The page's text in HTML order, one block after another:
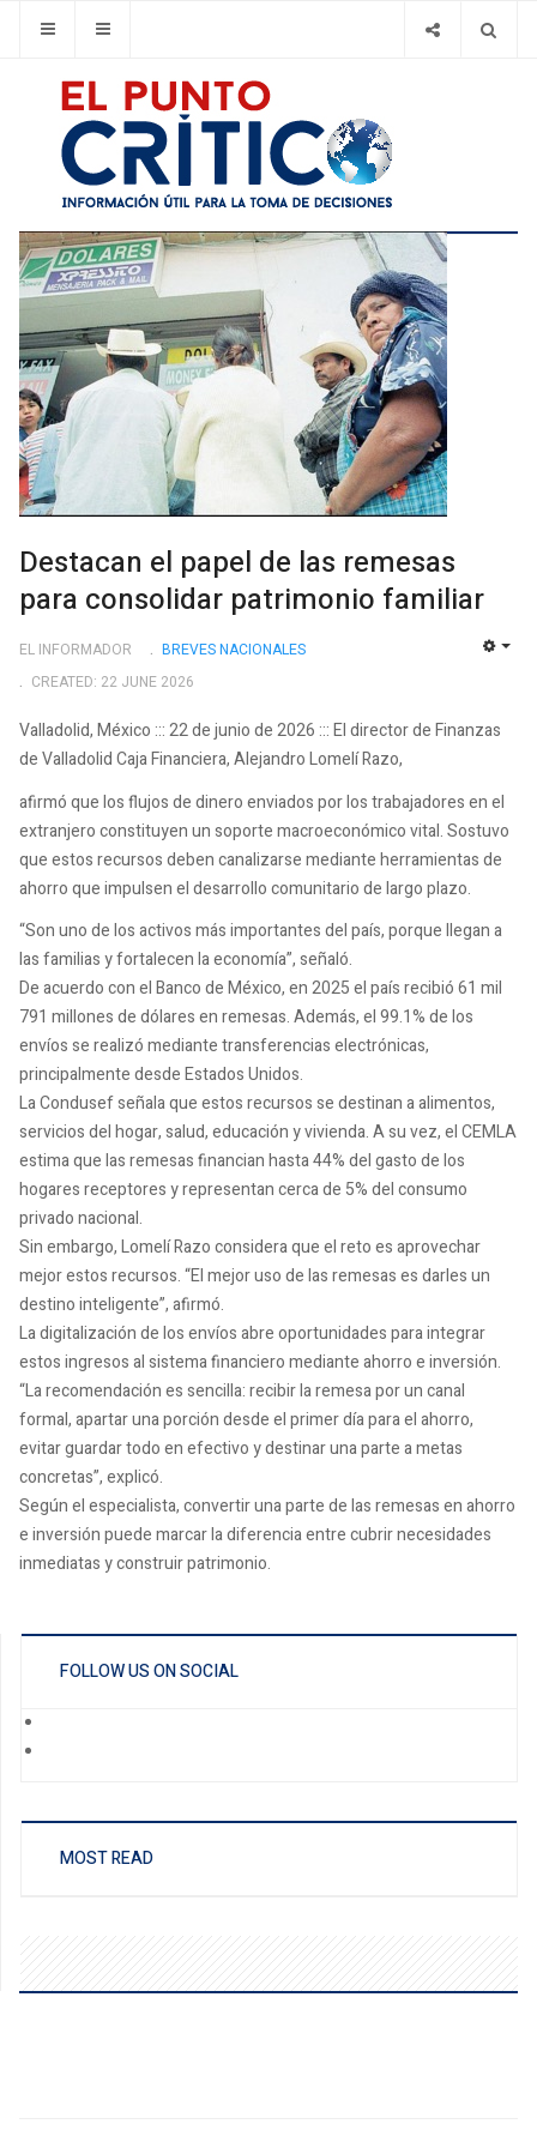
Destacan el papel de las remesas
para consolidar patrimonio familiar
EL INFORMADOR
BREVES NACIONALES
CREATED: 22 JUNE 2026
Valladolid, México ::: 22 de junio de 2026 ::: El director de Finanzas
de Valladolid Caja Financiera, Alejandro Lomelí Razo,
afirmó que los flujos de dinero enviados por los trabajadores en el
extranjero constituyen un soporte macroeconómico vital. Sostuvo
que estos recursos deben canalizarse mediante herramientas de
ahorro que impulsen el desarrollo comunitario de largo plazo.
“Son uno de los activos más importantes del país, porque llegan a
las familias y fortalecen la economía”, señaló.
De acuerdo con el Banco de México, en 2025 el país recibió 61 mil
791 millones de dólares en remesas. Además, el 99.1% de los
envíos se realizó mediante transferencias electrónicas,
principalmente desde Estados Unidos.
La Condusef señala que estos recursos se destinan a alimentos,
servicios del hogar, salud, educación y vivienda. A su vez, el CEMLA
estima que las remesas financian hasta 44% del gasto de los
hogares receptores y representan cerca de 5% del consumo
privado nacional.
Sin embargo, Lomelí Razo considera que el reto es aprovechar
mejor estos recursos. “El mejor uso de las remesas es darles un
destino inteligente”, afirmó.
La digitalización de los envíos abre oportunidades para integrar
estos ingresos al sistema financiero mediante ahorro e inversión.
“La recomendación es sencilla: recibir la remesa por un canal
formal, apartar una porción desde el primer día para el ahorro,
evitar guardar todo en efectivo y destinar una parte a metas
concretas”, explicó.
Según el especialista, convertir una parte de las remesas en ahorro
e inversión puede marcar la diferencia entre cubrir necesidades
inmediatas y construir patrimonio.
FOLLOW US ON SOCIAL
MOST READ